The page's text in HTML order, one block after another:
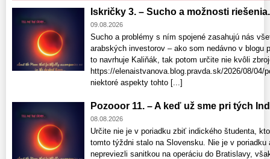
Iskričky 3. – Sucho a možnosti
09.08.2026
Sucho a problémy s ním spojené zasahujú nás
arabských investorov – ako som nedávno v
to navrhuje Kaliňák, tak potom určite nie kvôli
https://elenaistvanova.blog.pravda.sk/2026/08/04/
niektoré aspekty tohto [...]
Pozooor 11. – A keď už sme pri tých
08.08.2026
Určite nie je v poriadku zbiť indického študenta,
tomto týždni stalo na Slovensku. Nie je v
nepreviezli sanitkou na operáciu do Bratislavy,